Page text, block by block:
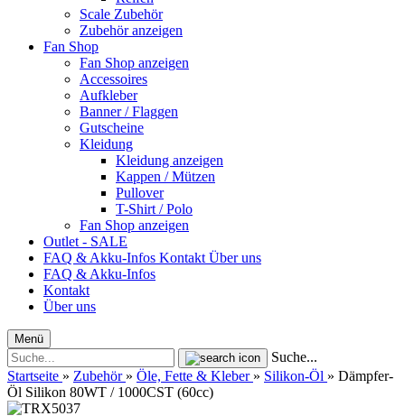
Scale Zubehör
Zubehör anzeigen
Fan Shop
Fan Shop anzeigen
Accessoires
Aufkleber
Banner / Flaggen
Gutscheine
Kleidung
Kleidung anzeigen
Kappen / Mützen
Pullover
T-Shirt / Polo
Fan Shop anzeigen
Outlet - SALE
FAQ & Akku-Infos Kontakt Über uns
FAQ & Akku-Infos
Kontakt
Über uns
Menü
Suche...
Startseite » Zubehör » Öle, Fette & Kleber » Silikon-Öl » Dämpfer-
Öl Silikon 80WT / 1000CST (60cc)